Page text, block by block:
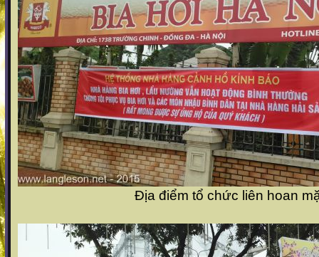
Địa điểm tổ chức liên hoan